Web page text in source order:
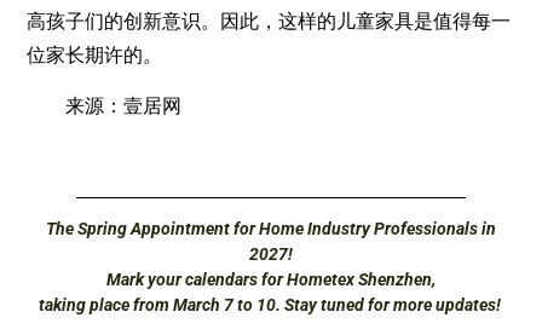
高孩子们的创新意识。因此，这样的儿童家具是值得每一
位家长期许的。
来源：壹居网
The Spring Appointment for Home Industry Professionals in
2027!
Mark your calendars for Hometex Shenzhen,
taking place from March 7 to 10. Stay tuned for more updates!